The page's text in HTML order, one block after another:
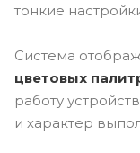
тонкие
Система
цветовых
работу
и характер